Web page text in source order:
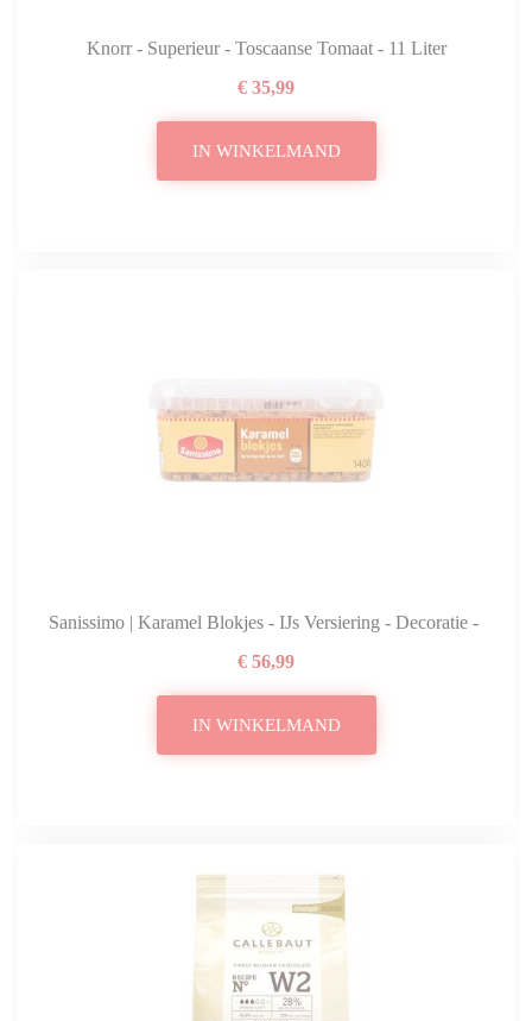
Knorr - Superieur - Toscaanse Tomaat - 11 Liter
€ 35,99
IN WINKELMAND
Sanissimo | Karamel Blokjes - IJs Versiering - Decoratie - 1400
€ 56,99
IN WINKELMAND